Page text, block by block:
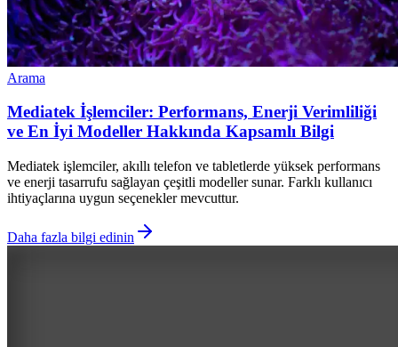
Arama
Mediatek İşlemciler: Performans, Enerji Verimliliği
ve En İyi Modeller Hakkında Kapsamlı Bilgi
Mediatek işlemciler, akıllı telefon ve tabletlerde yüksek performans
ve enerji tasarrufu sağlayan çeşitli modeller sunar. Farklı kullanıcı
ihtiyaçlarına uygun seçenekler mevcuttur.
Daha fazla bilgi edinin